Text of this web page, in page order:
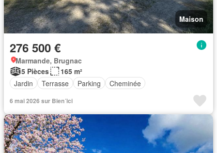
Maison
276 500 €
Marmande, Brugnac
5 Pièces
165 m²
Jardin
Terrasse Parking Cheminée
6 mai 2026 sur Bien´ici